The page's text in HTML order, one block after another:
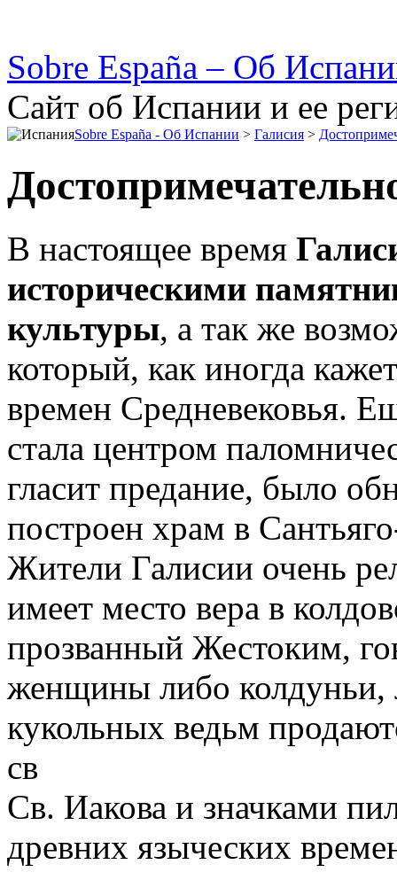
Sobre España – Об
Сайт об Испании и ее
Sobre España - Об Испании > Галисия >
В настоящее время
историческими
культуры, а так же
который, как иногда
времен Средневековья.
стала центром
гласит предание, было
построен храм в
Жители Галисии очень
имеет место вера в
прозванный Жестоким,
женщины либо колдуньи,
кукольных ведьм
св
Св. Иакова и значками
древних языческих